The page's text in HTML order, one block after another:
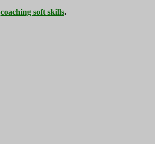
coaching soft skills.